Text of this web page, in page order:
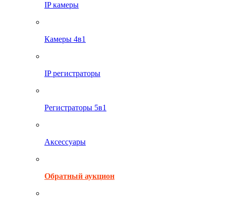
IP камеры
Камеры 4в1
IP регистраторы
Регистраторы 5в1
Аксессуары
Обратный аукцион